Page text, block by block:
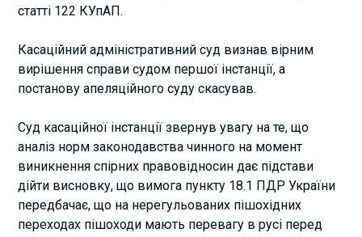
статті 122 КУпАП.
Касаційний адміністративний суд визнав вірним
вирішення справи судом першої інстанції, а
постанову апеляційного суду скасував.
Суд касаційної інстанції звернув увагу на те, що
аналіз норм законодавства чинного на момент
виникнення спірних правовідносин дає підстави
дійти висновку, що вимога пункту 18.1 ПДР України
передбачає, що на нерегульованих пішохідних
переходах пішоходи мають перевагу в русі перед